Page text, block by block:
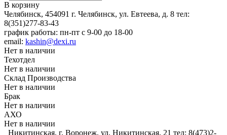
В корзину
Челябинск, 454091 г. Челябинск, ул. Евтеева, д. 8 тел:
8(351)277-83-43
график работы: пн-пт с 9-00 до 18-00
email: kashin@dexi.ru
Нет в наличии
Техотдел
Нет в наличии
Склад Производства
Нет в наличии
Брак
Нет в наличии
АХО
Нет в наличии
_Никитинская, г. Воронеж, ул. Никитинская, 21 тел: 8(473)2-